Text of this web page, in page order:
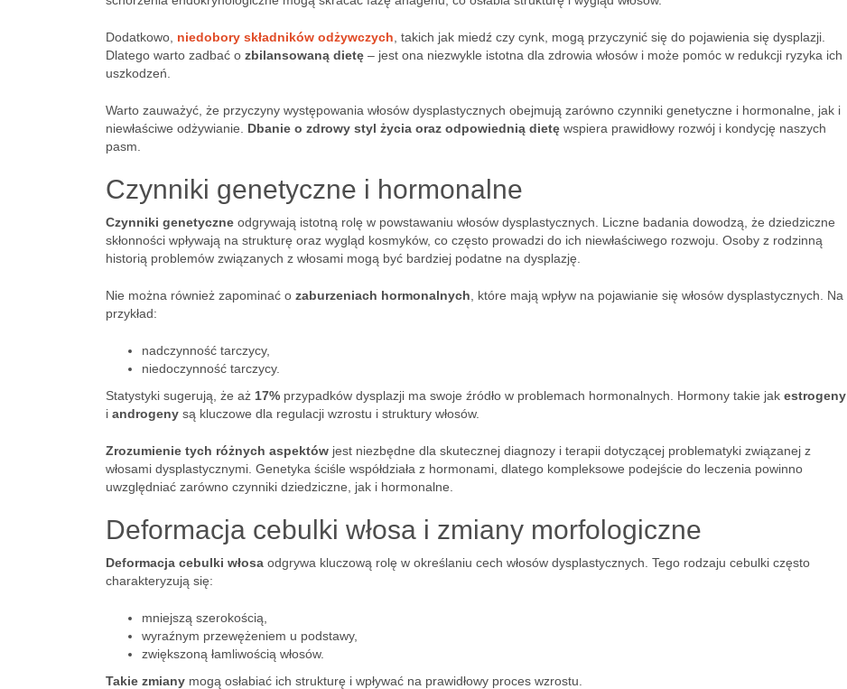
Dodatkowo, niedobory składników odżywczych , takich jak miedź czy cynk, mogą przyczynić się do pojawienia się dysplazji.
Dlatego warto zadbać o zbilansowaną dietę – jest ona niezwykle istotna dla zdrowia włosów i może pomóc w redukcji ryzyka ich
uszkodzeń.
Warto zauważyć, że przyczyny występowania włosów dysplastycznych obejmują zarówno czynniki genetyczne i hormonalne, jak i
niewłaściwe odżywianie. Dbanie o zdrowy styl życia oraz odpowiednią dietę wspiera prawidłowy rozwój i kondycję naszych
pasm.
Czynniki genetyczne i hormonalne
Czynniki genetyczne odgrywają istotną rolę w powstawaniu włosów dysplastycznych. Liczne badania dowodzą, że dziedziczne
skłonności wpływają na strukturę oraz wygląd kosmyków, co często prowadzi do ich niewłaściwego rozwoju. Osoby z rodzinną
historią problemów związanych z włosami mogą być bardziej podatne na dysplazję.
Nie można również zapominać o zaburzeniach hormonalnych , które mają wpływ na pojawianie się włosów dysplastycznych. Na
przykład:
nadczynność tarczycy,
niedoczynność tarczycy.
Statystyki sugerują, że aż 17% przypadków dysplazji ma swoje źródło w problemach hormonalnych. Hormony takie jak estrogeny
i androgeny są kluczowe dla regulacji wzrostu i struktury włosów.
Zrozumienie tych różnych aspektów jest niezbędne dla skutecznej diagnozy i terapii dotyczącej problematyki związanej z
włosami dysplastycznymi. Genetyka ściśle współdziała z hormonami, dlatego kompleksowe podejście do leczenia powinno
uwzględniać zarówno czynniki dziedziczne, jak i hormonalne.
Deformacja cebulki włosa i zmiany morfologiczne
Deformacja cebulki włosa odgrywa kluczową rolę w określaniu cech włosów dysplastycznych. Tego rodzaju cebulki często
charakteryzują się:
mniejszą szerokością,
wyraźnym przewężeniem u podstawy,
zwiększoną łamliwością włosów.
Takie zmiany mogą osłabiać ich strukturę i wpływać na prawidłowy proces wzrostu.